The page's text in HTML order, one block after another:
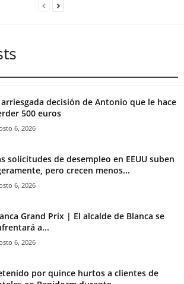
decisión de Antonio que le hace
500 euros
6, 2026
solicitudes de desempleo en EEUU suben
pero crecen menos...
6, 2026
Grand Prix | El alcalde de Blanca se
a...
6, 2026
por quince hurtos a clientes de